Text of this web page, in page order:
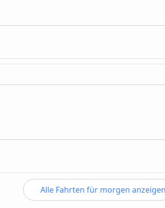
Alle Fahrten für morgen anzeigen